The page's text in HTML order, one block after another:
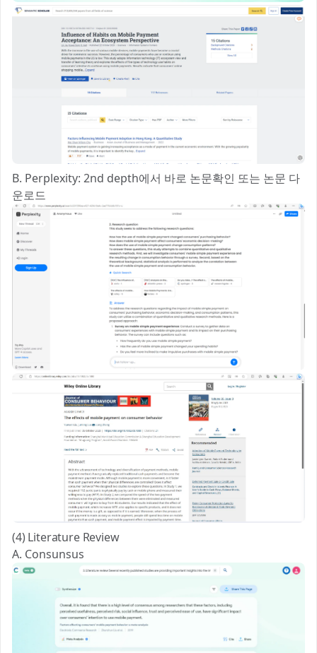
B. Perplexity: 2nd depth에서 바로 논문확인 또는 논문 다
운로드
(4) Literature Review
A. Consunsus